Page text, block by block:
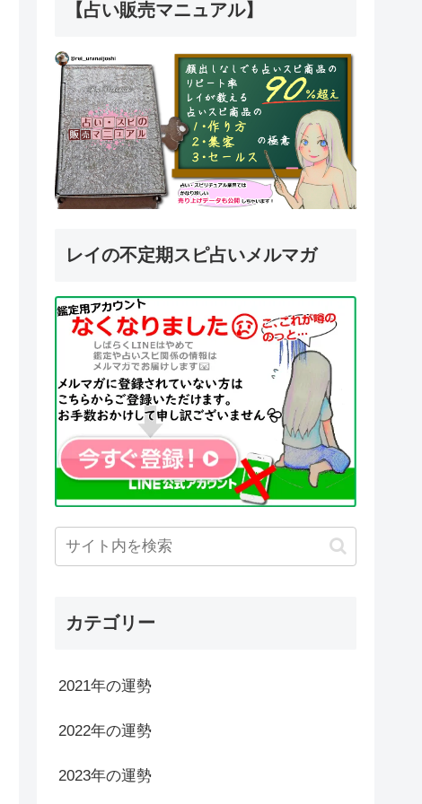
【占い販売マニュアル】
レイの不定期スピ占いメルマガ
カテゴリー
2021年の運勢
2022年の運勢
2023年の運勢